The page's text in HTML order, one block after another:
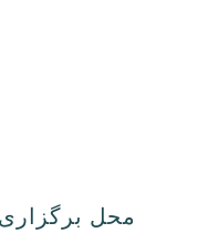
محل برگزاری